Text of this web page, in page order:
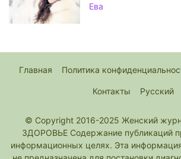
Ева
Главная Политика
Контакты Русский
© Copyright 2016-2025 Женский
ЗДОРОВЬЕ Содержание публикаций
информационных целях. Эта